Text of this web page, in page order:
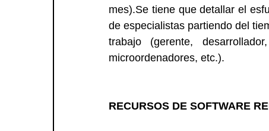
mes).Se tiene que detallar el
de especialistas partiendo del
trabajo (gerente,
microordenadores, etc.).
RECURSOS DE SOFTWARE